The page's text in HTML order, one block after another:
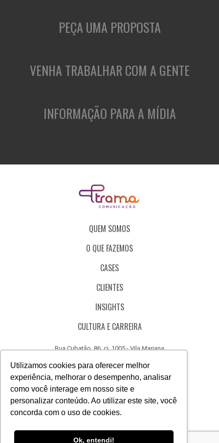
Utilizamos cookies para oferecer melhor
experiência, melhorar o desempenho, analisar
como você interage em nosso site e
personalizar conteúdo. Ao utilizar este site, você
concorda com o uso de cookies.
Ok, entendi!
PEÇA UMA PROPOSTA
VENHA TRABALHAR COM A GENTE
INFORMAÇÃO PARA A MÍDIA
QUEM SOMOS
O QUE FAZEMOS
CASES
CLIENTES
INSIGHTS
CULTURA E CARREIRA
Rua Cubatão, 86, cj. 1005 - Vila Mariana
CÓDIGO DE ÉTICA
CANAL DE DENÚNCIAS
AcesseAcesseAcesse